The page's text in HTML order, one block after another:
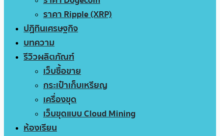
ราคา Ripple (XRP)
ปฏิทินเศรษฐกิจ
บทความ
รีวิวผลิตภัณฑ์
เว็บซื้อขาย
กระเป๋าเก็บเหรียญ
เครื่องขุด
เว็บขุดแบบ Cloud Mining
ห้องเรียน